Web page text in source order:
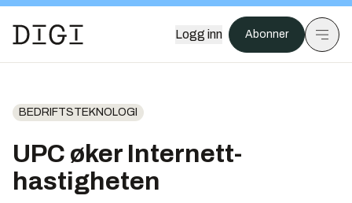
Logg inn Abonner
BEDRIFTSTEKNOLOGI
UPC øker Internett-
hastigheten